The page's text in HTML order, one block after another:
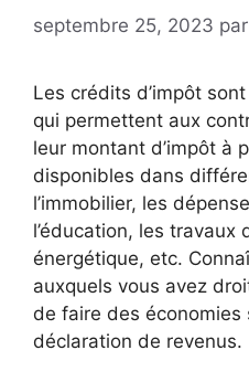
septembre 25, 2023 par
Les crédits d’impôt
qui permettent aux
leur montant d’impôt à
disponibles dans
l’immobilier, les
l’éducation, les travaux
énergétique, etc.
auxquels vous avez
de faire des
déclaration de revenus.